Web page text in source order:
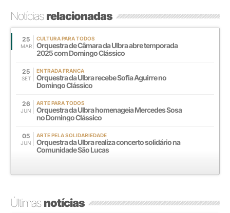
Notíciasrelacionadas
25
MAR
CULTURA PARA TODOS
Orquestra de Câmara da Ulbra abre temporada
2025 com Domingo Clássico
25
SET
ENTRADA FRANCA
Orquestra da Ulbra recebe Sofia Aguirre no
Domingo Clássico
26
JUN
ARTE PARA TODOS
Orquestra da Ulbra homenageia Mercedes Sosa
no Domingo Clássico
05
JUN
ARTE PELA SOLIDARIEDADE
Orquestra da Ulbra realiza concerto solidário na
Comunidade São Lucas
Últimasnotícias